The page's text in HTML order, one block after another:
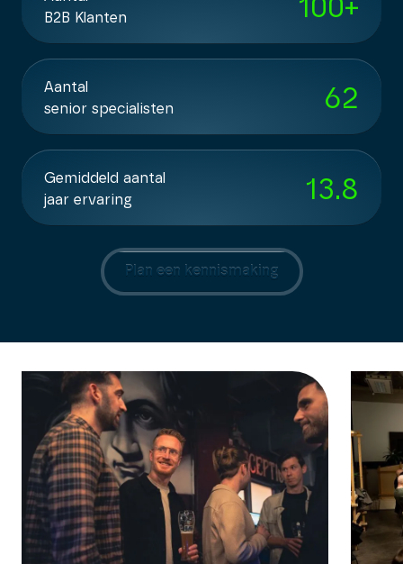
B2B Klanten
100+
Aantal
senior specialisten
62
Gemiddeld aantal
jaar ervaring
13.8
Plan een kennismaking